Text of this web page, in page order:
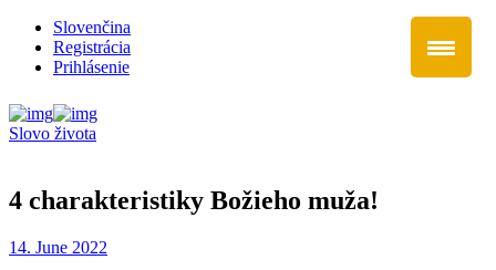
Slovenčina
Registrácia
Prihlásenie
Slovo života
4 charakteristiky Božieho muža!
14. June 2022